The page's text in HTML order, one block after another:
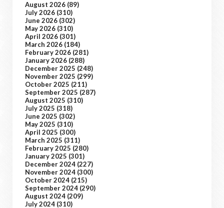
August 2026 (89)
July 2026 (310)
June 2026 (302)
May 2026 (310)
April 2026 (301)
March 2026 (184)
February 2026 (281)
January 2026 (288)
December 2025 (248)
November 2025 (299)
October 2025 (211)
September 2025 (287)
August 2025 (310)
July 2025 (318)
June 2025 (302)
May 2025 (310)
April 2025 (300)
March 2025 (311)
February 2025 (280)
January 2025 (301)
December 2024 (227)
November 2024 (300)
October 2024 (215)
September 2024 (290)
August 2024 (209)
July 2024 (310)